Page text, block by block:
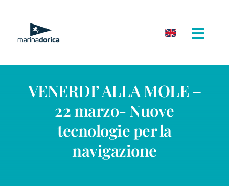
contenuto
VENERDI’ ALLA MOLE –
22 marzo- Nuove
tecnologie per la
navigazione